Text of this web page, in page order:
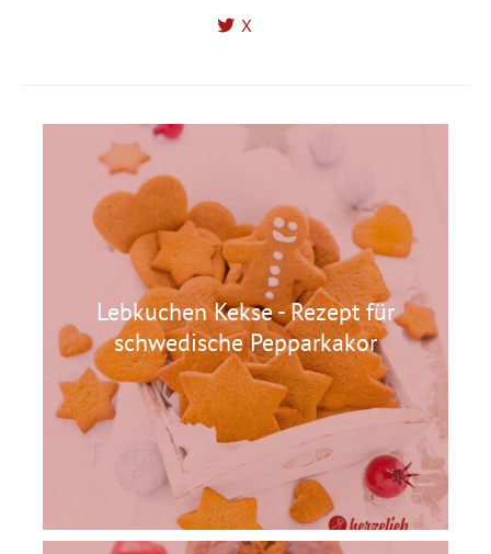
X
Lebkuchen Kekse - Rezept für
schwedische Pepparkakor